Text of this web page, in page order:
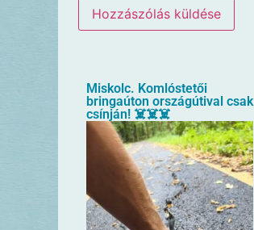
Miskolc. Komlóstetői
bringaúton országútival csak
csínján! ☠️☠️☠️